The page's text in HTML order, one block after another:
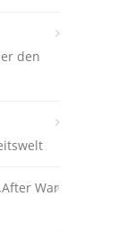
den
War